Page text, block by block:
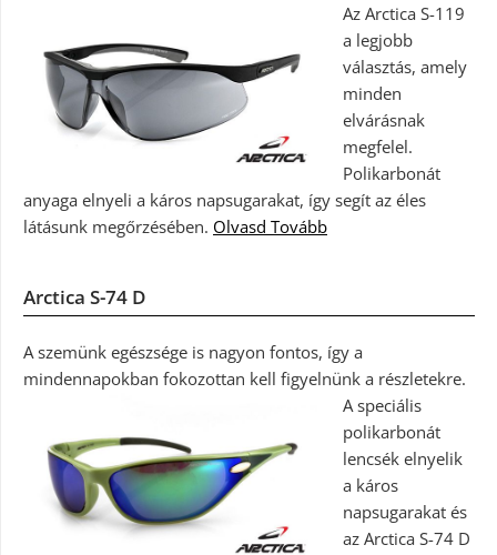
Az Arctica S-119
a legjobb
választás, amely
minden
elvárásnak
megfelel.
Polikarbonát
anyaga elnyeli a káros napsugarakat, így segít az éles
látásunk megőrzésében. Olvasd Tovább
Arctica S-74 D
A szemünk egészsége is nagyon fontos, így a
mindennapokban fokozottan kell figyelnünk a részletekre.
A speciális
polikarbonát
lencsék elnyelik
a káros
napsugarakat és
az Arctica S-74 D